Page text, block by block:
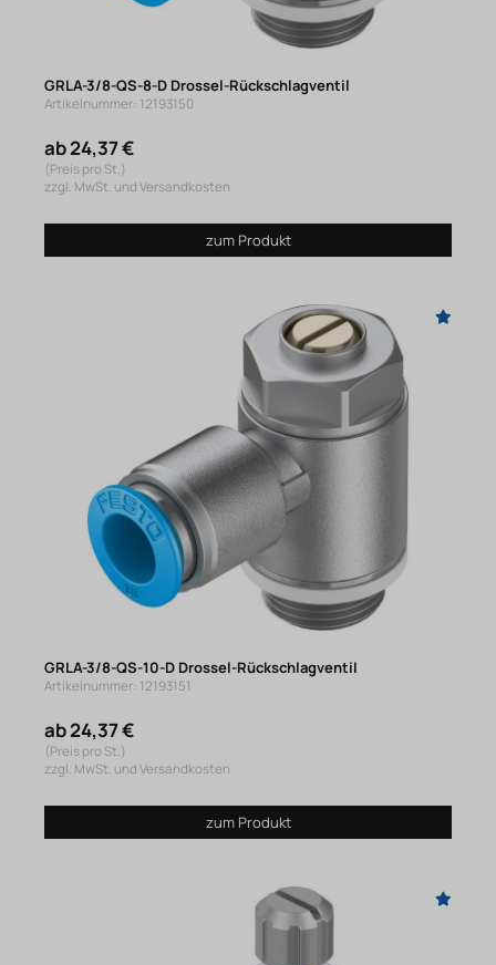
GRLA-3/8-QS-8-D Drossel-Rückschlagventil
Artikelnummer: 12193150
ab 24,37 €
(Preis pro St.)
zzgl. MwSt. und Versandkosten
zum Produkt
GRLA-3/8-QS-10-D Drossel-Rückschlagventil
Artikelnummer: 12193151
ab 24,37 €
(Preis pro St.)
zzgl. MwSt. und Versandkosten
zum Produkt